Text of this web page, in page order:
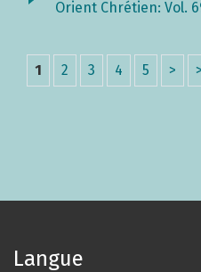
Orient Chrétien: Vol.
1 2 3 4 5 >
Langue